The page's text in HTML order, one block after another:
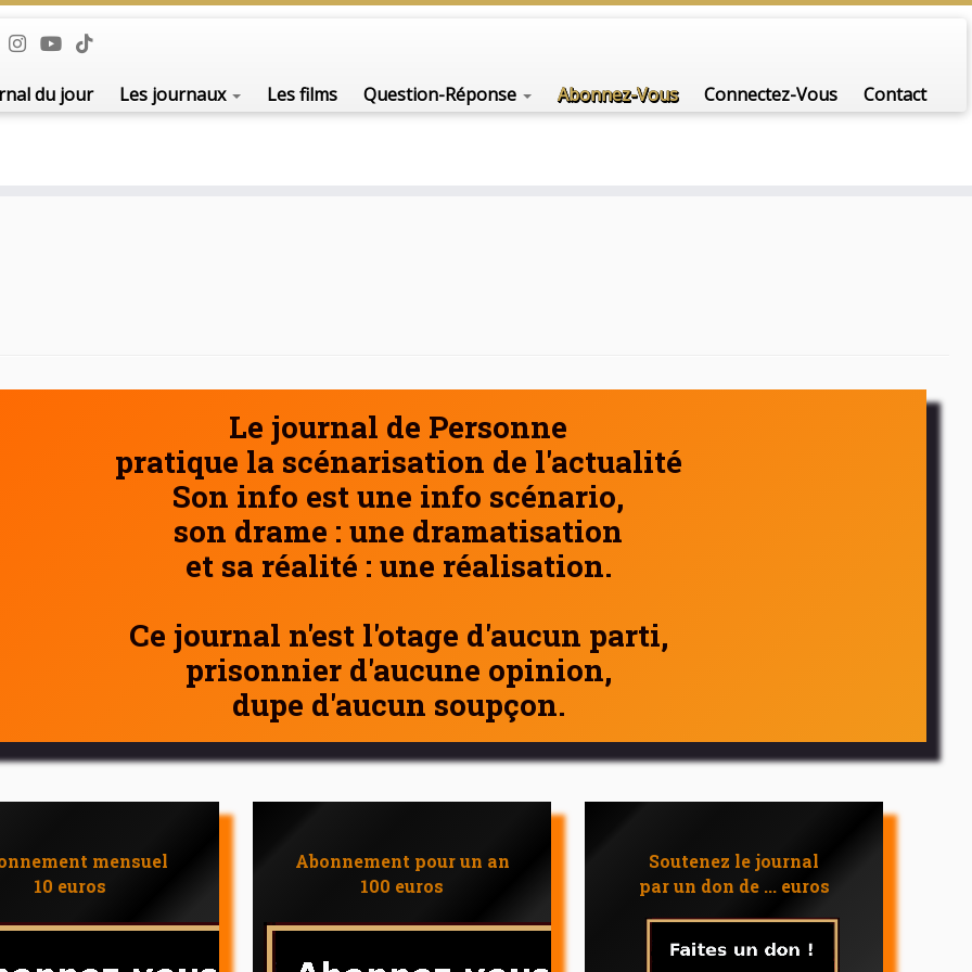
du jour Les journaux Les films Question-Réponse Abonnez-Vous Connectez-Vous Contact
Le journal de Personne
pratique la scénarisation de l'actualité
Son info est une info scénario,
son drame : une dramatisation
et sa réalité : une réalisation.
Ce journal n'est l'otage d'aucun parti,
prisonnier d'aucune opinion,
dupe d'aucun soupçon.
mensuel
10 euros
Abonnement pour un an
100 euros
Soutenez le journal
par un don de ... euros